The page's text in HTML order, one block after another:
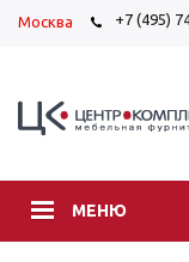
Москва +7 (495)
МЕНЮ